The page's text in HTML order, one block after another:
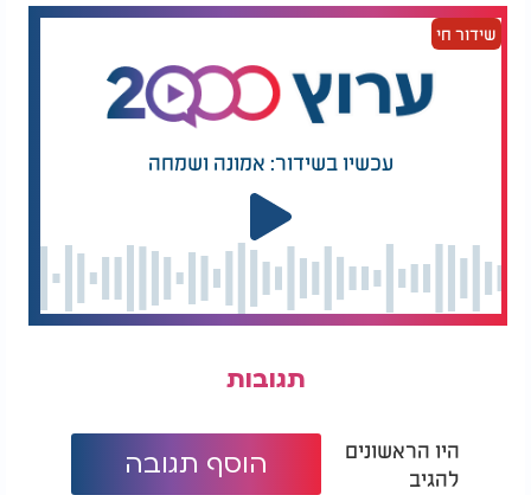
שידור חי
עכשיו בשידור: אמונה ושמחה
תגובות
היו הראשונים
להגיב
הוסף תגובה